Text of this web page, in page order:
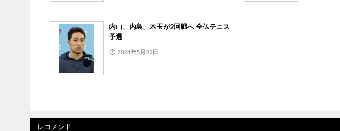
内山、内島、本玉が2回戦へ 全仏テニス
予選
2024年5月22日
レコメンド